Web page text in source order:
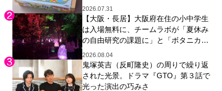
やグッズが登場
2026.07.31
【大阪・長居】大阪府在住の小中学生
は入場無料に、チームラボが「夏休み
の自由研究の課題に」と「ボタニカル
ガーデン 大阪」へ招待
2026.08.04
鬼塚英吉（反町隆史）の周りで繰り返
された光景。ドラマ『GTO』第３話で
光った演出の巧みさ